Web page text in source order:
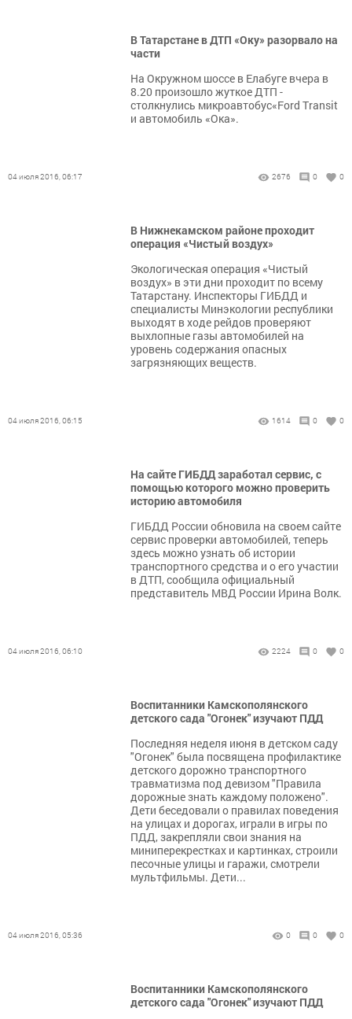
В Татарстане в ДТП «Оку» разорвало на
части
На Окружном шоссе в Елабуге вчера в
8.20 произошло жуткое ДТП -
столкнулись микроавтобус«Ford Transit
и автомобиль «Ока».
04 июля 2016, 06:17 2676 0 0
В Нижнекамском районе проходит
операция «Чистый воздух»
Экологическая операция «Чистый
воздух» в эти дни проходит по всему
Татарстану. Инспекторы ГИБДД и
специалисты Минэкологии республики
выходят в ходе рейдов проверяют
выхлопные газы автомобилей на
уровень содержания опасных
загрязняющих веществ.
04 июля 2016, 06:15 1614 0 0
На сайте ГИБДД заработал сервис, с
помощью которого можно проверить
историю автомобиля
ГИБДД России обновила на своем сайте
сервис проверки автомобилей, теперь
здесь можно узнать об истории
транспортного средства и о его участии
в ДТП, сообщила официальный
представитель МВД России Ирина Волк.
04 июля 2016, 06:10 2224 0 0
Воспитанники Камскополянского
детского сада "Огонек" изучают ПДД
Последняя неделя июня в детском саду
"Огонек" была посвящена профилактике
детского дорожно транспортного
травматизма под девизом "Правила
дорожные знать каждому положено".
Дети беседовали о правилах поведения
на улицах и дорогах, играли в игры по
ПДД, закрепляли свои знания на
миниперекрестках и картинках, строили
песочные улицы и гаражи, смотрели
мультфильмы. Дети...
04 июля 2016, 05:36 0 0 0
Воспитанники Камскополянского
детского сада "Огонек" изучают ПДД